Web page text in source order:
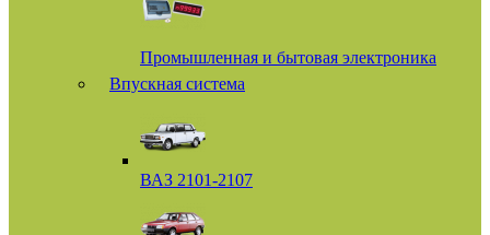
Промышленная и бытовая электроника
Впускная система
ВАЗ 2101-2107